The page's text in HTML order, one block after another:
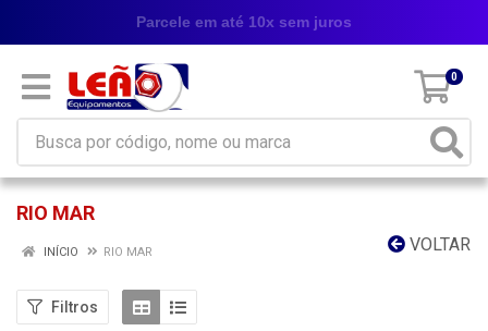
0
Parcele em até 10x sem juros
RIO MAR
VOLTAR
INÍCIO RIO MAR
Filtros